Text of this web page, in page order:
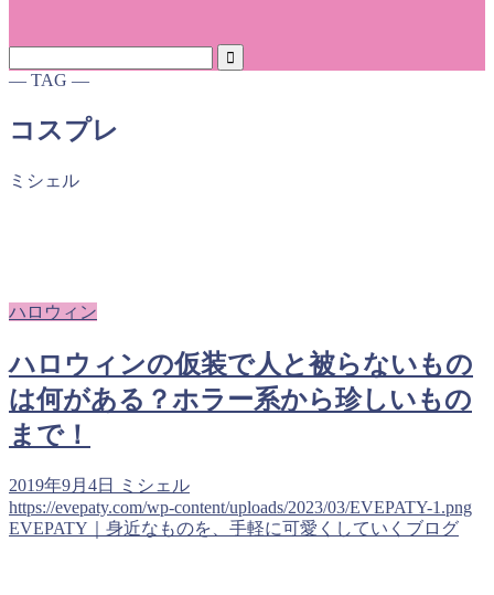
― TAG ―
コスプレ
ミシェル
ハロウィン
ハロウィンの仮装で人と被らないもの
は何がある？ホラー系から珍しいもの
まで！
2019年9月4日
ミシェル
https://evepaty.com/wp-content/uploads/2023/03/EVEPATY-1.png
EVEPATY｜身近なものを、手軽に可愛くしていくブログ